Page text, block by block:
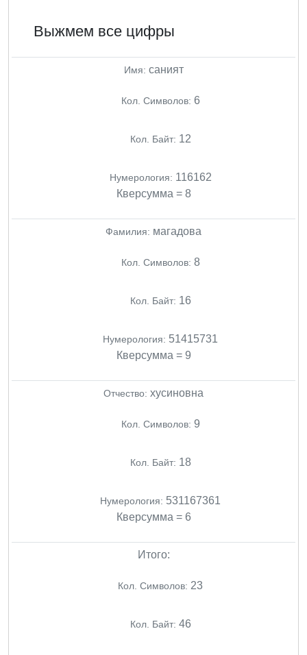
Выжмем все цифры
Имя: саният
Кол. Символов: 6
Кол. Байт: 12
Нумерология: 116162
Кверсумма = 8
Фамилия: магадова
Кол. Символов: 8
Кол. Байт: 16
Нумерология: 51415731
Кверсумма = 9
Отчество: хусиновна
Кол. Символов: 9
Кол. Байт: 18
Нумерология: 531167361
Кверсумма = 6
Итого:
Кол. Символов: 23
Кол. Байт: 46